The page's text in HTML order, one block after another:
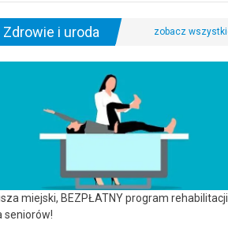
Zdrowie i uroda
miejski, BEZPŁATNY program rehabilitacji
seniorów!